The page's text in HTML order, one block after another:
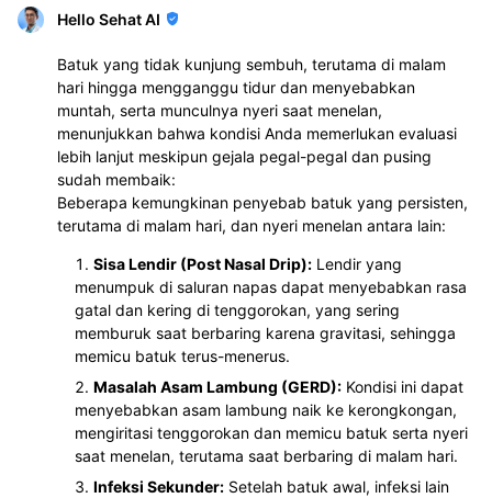
Hello Sehat AI
Batuk yang tidak kunjung sembuh, terutama di malam
hari hingga mengganggu tidur dan menyebabkan
muntah, serta munculnya nyeri saat menelan,
menunjukkan bahwa kondisi Anda memerlukan evaluasi
lebih lanjut meskipun gejala pegal-pegal dan pusing
sudah membaik:
Beberapa kemungkinan penyebab batuk yang persisten,
terutama di malam hari, dan nyeri menelan antara lain:
Sisa Lendir (Post Nasal Drip): Lendir yang
menumpuk di saluran napas dapat menyebabkan rasa
gatal dan kering di tenggorokan, yang sering
memburuk saat berbaring karena gravitasi, sehingga
memicu batuk terus-menerus.
Masalah Asam Lambung (GERD): Kondisi ini dapat
menyebabkan asam lambung naik ke kerongkongan,
mengiritasi tenggorokan dan memicu batuk serta nyeri
saat menelan, terutama saat berbaring di malam hari.
Infeksi Sekunder: Setelah batuk awal, infeksi lain